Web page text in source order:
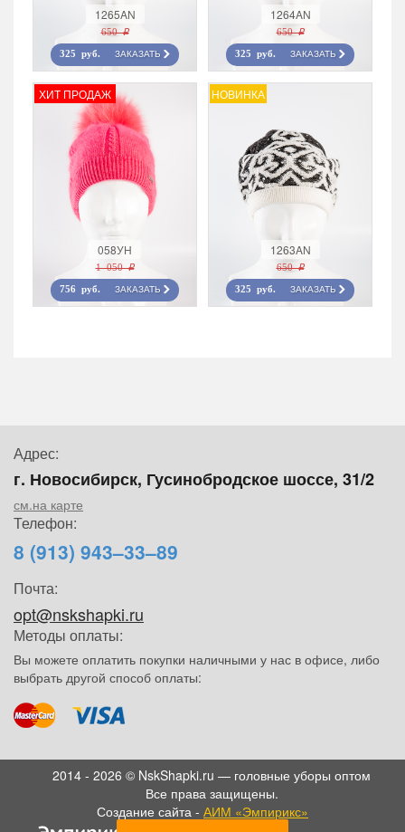
1265AN
650 r
325 руб. ЗАКАЗАТЬ
1264AN
650 r
325 руб. ЗАКАЗАТЬ
ХИТ ПРОДАЖ
058УН
1 050 r
756 руб. ЗАКАЗАТЬ
НОВИНКА
1263AN
650 r
325 руб. ЗАКАЗАТЬ
Адрес:
г. Новосибирск, Гусинобродское шоссе, 31/2
см.на карте
Телефон:
8 (913) 943–33–89
Почта:
opt@nskshapki.ru
Методы оплаты:
Вы можете оплатить покупки наличными у нас в офисе, либо
выбрать другой способ оплаты:
2014 - 2026 © NskShapki.ru — головные уборы оптом
Все права защищены.
Создание сайта - АИМ «Эмпирикс»